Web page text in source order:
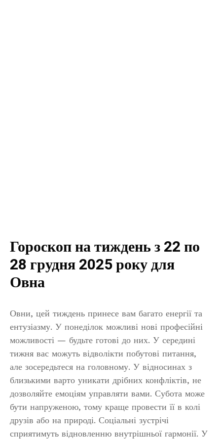
Гороскоп на тиждень з 22 по
28 грудня 2025 року для
Овна
Овни, цей тиждень принесе вам багато енергії та
ентузіазму. У понеділок можливі нові професійні
можливості — будьте готові до них. У середині
тижня вас можуть відволікти побутові питання,
але зосередьтеся на головному. У відносинах з
близькими варто уникати дрібних конфліктів, не
дозволяйте емоціям управляти вами. Субота може
бути напруженою, тому краще провести її в колі
друзів або на природі. Соціальні зустрічі
сприятимуть відновленню внутрішньої гармонії. У